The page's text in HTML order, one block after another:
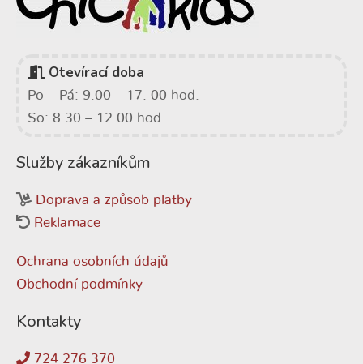
Otevírací doba
Po – Pá: 9.00 – 17. 00 hod.
So: 8.30 – 12.00 hod.
Služby zákazníkům
Doprava a způsob platby
Reklamace
Ochrana osobních údajů
Obchodní podmínky
Kontakty
724 276 370